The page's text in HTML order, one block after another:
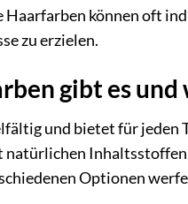
können oft
zu erzielen.
gibt es und
und bietet für jeden
Optionen